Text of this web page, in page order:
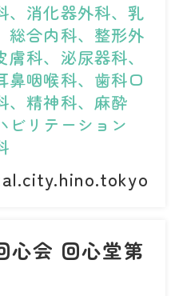
、消化器外科、乳
総合内科、整形外
科、泌尿器科、
鼻咽喉科、歯科口
、精神科、麻酔
ビリテーション
心会 回心堂第